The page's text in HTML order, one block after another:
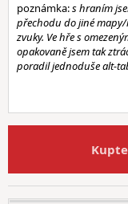
poznámka:s hraním
přechodu do jiné
zvuky. Ve hře s
opakovaně jsem tak
poradil jednoduše alt-